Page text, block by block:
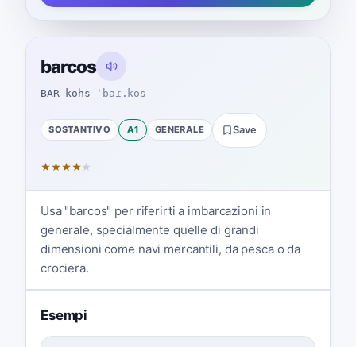
barcos
BAR-kohs ˈbaɾ.kos
SOSTANTIVO A1 GENERALE Save
★★★★★
Usa "barcos" per riferirti a imbarcazioni in
generale, specialmente quelle di grandi
dimensioni come navi mercantili, da pesca o da
crociera.
Esempi